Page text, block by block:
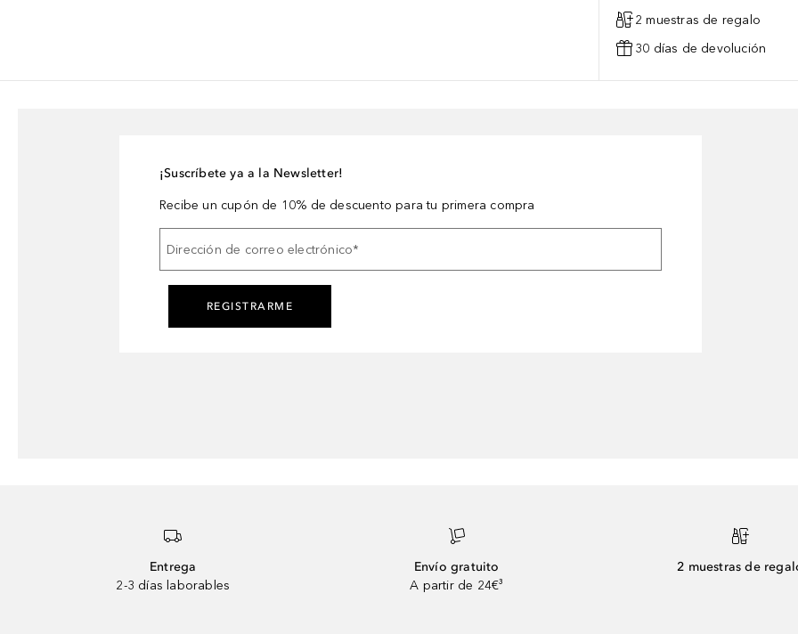
2 muestras de regalo
30 días de devolución
¡Suscríbete ya a la Newsletter!
Recibe un cupón de 10% de descuento para tu primera compra
Dirección de correo electrónico*
REGISTRARME
Entrega
2-3 días laborables
Envío gratuito
A partir de 24€³
2 muestras de